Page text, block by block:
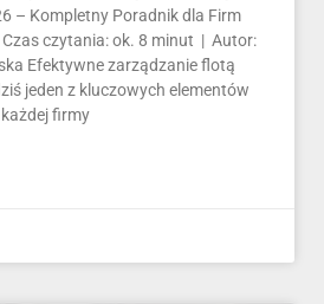
– Kompletny Poradnik dla Firm
czytania: ok. 8 minut | Autor:
Efektywne zarządzanie flotą
jeden z kluczowych elementów
firmy